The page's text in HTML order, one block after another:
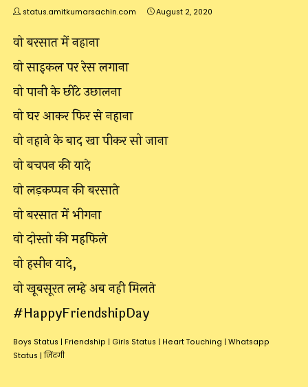
status.amitkumarsachin.com August 2, 2020
वो बरसात में नहाना
वो साइकल पर रेस लगाना
वो पानी के छींटे उछालना
वो घर आकर फिर से नहाना
वो नहाने के बाद खा पीकर सो जाना
वो बचपन की यादे
वो लड़कप्पन की बरसाते
वो बरसात में भीगना
वो दोस्तो की महफिले
वो हसीन यादे,
वो खूबसूरत लम्हे अब नही मिलते
#HappyFriendshipDay
Boys Status | Friendship | Girls Status | Heart Touching | Whatsapp
Status | जिंदगी